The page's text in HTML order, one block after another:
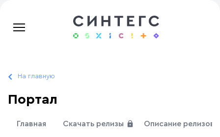
На главную
Портал
Главная Скачать релизы Описание релизов